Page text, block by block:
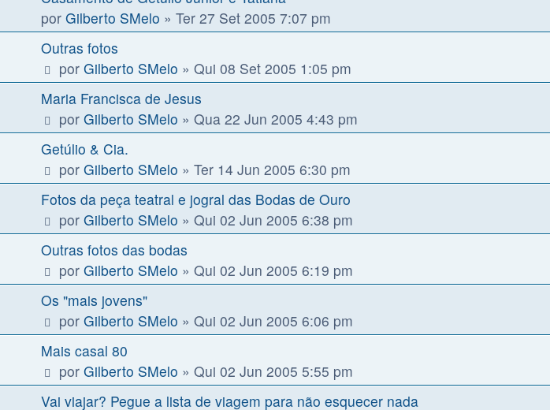
por Gilberto SMelo » Ter 27 Set 2005 7:07 pm
Outras fotos
por Gilberto SMelo » Qui 08 Set 2005 1:05 pm
Maria Francisca de Jesus
por Gilberto SMelo » Qua 22 Jun 2005 4:43 pm
Getúlio & Cia.
por Gilberto SMelo » Ter 14 Jun 2005 6:30 pm
Fotos da peça teatral e jogral das Bodas de Ouro
por Gilberto SMelo » Qui 02 Jun 2005 6:38 pm
Outras fotos das bodas
por Gilberto SMelo » Qui 02 Jun 2005 6:19 pm
Os "mais jovens"
por Gilberto SMelo » Qui 02 Jun 2005 6:06 pm
Mais casal 80
por Gilberto SMelo » Qui 02 Jun 2005 5:55 pm
Vai viajar? Pegue a lista de viagem para não esquecer nada